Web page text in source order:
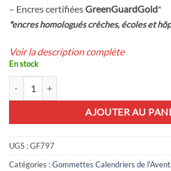
– Encres certifiéesGreenGuardGold*
*encres homologués crèches, écoles et
Voir la description complète
En stock
AJOUTER AU
UGS :GF797
Catégories :Gommettes Calendriers de l'Avent